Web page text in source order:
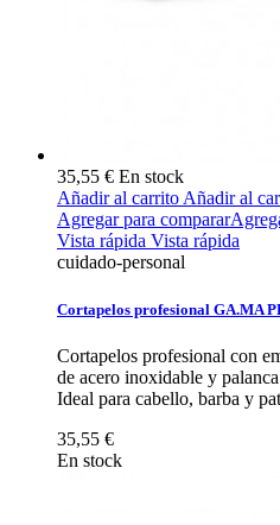
35,55 € En stock
Añadir al carrito Añadir al
Agregar para comparar
Vista rápida Vista rápida
cuidado-personal
Cortapelos profesional GA.MA
Cortapelos profesional con
de acero inoxidable y
Ideal para cabello, barba y
35,55 €
En stock